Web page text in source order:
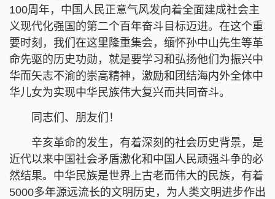
100周年，中国人民正意气风发向着全面建成社会主
义现代化强国的第二个百年奋斗目标迈进。在这个重
要时刻，我们在这里隆重集会，缅怀孙中山先生等革
命先驱的历史功勋，就是要学习和弘扬他们为振兴中
华而矢志不渝的崇高精神，激励和团结海内外全体中
华儿女为实现中华民族伟大复兴而共同奋斗。
同志们、朋友们！
辛亥革命的发生，有着深刻的社会历史背景，是
近代以来中国社会矛盾激化和中国人民顽强斗争的必
然结果。中华民族是世界上古老而伟大的民族，有着
5000多年源远流长的文明历史，为人类文明进步作出